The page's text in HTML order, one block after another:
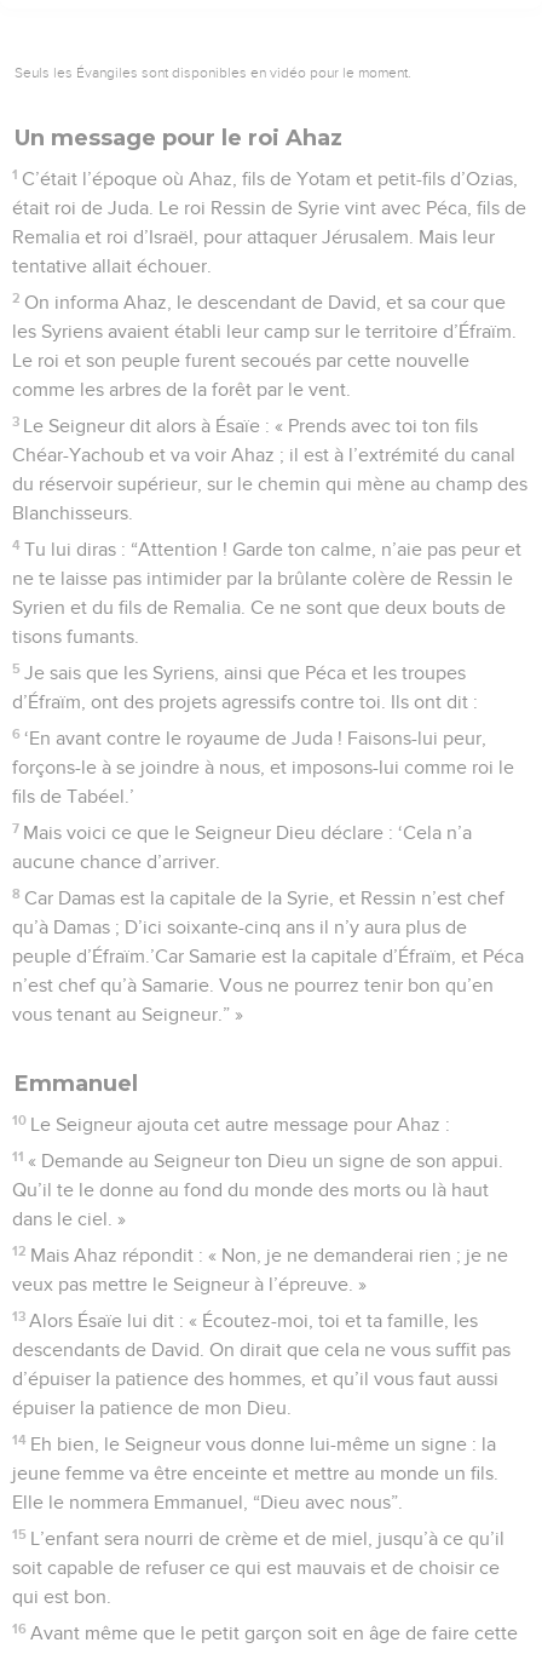
Seuls les Évangiles sont disponibles en vidéo pour le moment.
Un message pour le roi Ahaz
1 C’était l’époque où Ahaz, fils de Yotam et petit-fils d’Ozias,
était roi de Juda. Le roi Ressin de Syrie vint avec Péca, fils de
Remalia et roi d’Israël, pour attaquer Jérusalem. Mais leur
tentative allait échouer.
2 On informa Ahaz, le descendant de David, et sa cour que
les Syriens avaient établi leur camp sur le territoire d’Éfraïm.
Le roi et son peuple furent secoués par cette nouvelle
comme les arbres de la forêt par le vent.
3 Le Seigneur dit alors à Ésaïe : « Prends avec toi ton fils
Chéar-Yachoub et va voir Ahaz ; il est à l’extrémité du canal
du réservoir supérieur, sur le chemin qui mène au champ des
Blanchisseurs.
4 Tu lui diras : “Attention ! Garde ton calme, n’aie pas peur et
ne te laisse pas intimider par la brûlante colère de Ressin le
Syrien et du fils de Remalia. Ce ne sont que deux bouts de
tisons fumants.
5 Je sais que les Syriens, ainsi que Péca et les troupes
d’Éfraïm, ont des projets agressifs contre toi. Ils ont dit :
6 ‘En avant contre le royaume de Juda ! Faisons-lui peur,
forçons-le à se joindre à nous, et imposons-lui comme roi le
fils de Tabéel.’
7 Mais voici ce que le Seigneur Dieu déclare : ‘Cela n’a
aucune chance d’arriver.
8 Car Damas est la capitale de la Syrie, et Ressin n’est chef
qu’à Damas ; D’ici soixante-cinq ans il n’y aura plus de
peuple d’Éfraïm.’Car Samarie est la capitale d’Éfraïm, et Péca
n’est chef qu’à Samarie. Vous ne pourrez tenir bon qu’en
vous tenant au Seigneur.” »
Emmanuel
10 Le Seigneur ajouta cet autre message pour Ahaz :
11 « Demande au Seigneur ton Dieu un signe de son appui.
Qu’il te le donne au fond du monde des morts ou là haut
dans le ciel. »
12 Mais Ahaz répondit : « Non, je ne demanderai rien ; je ne
veux pas mettre le Seigneur à l’épreuve. »
13 Alors Ésaïe lui dit : « Écoutez-moi, toi et ta famille, les
descendants de David. On dirait que cela ne vous suffit pas
d’épuiser la patience des hommes, et qu’il vous faut aussi
épuiser la patience de mon Dieu.
14 Eh bien, le Seigneur vous donne lui-même un signe : la
jeune femme va être enceinte et mettre au monde un fils.
Elle le nommera Emmanuel, “Dieu avec nous”.
15 L’enfant sera nourri de crème et de miel, jusqu’à ce qu’il
soit capable de refuser ce qui est mauvais et de choisir ce
qui est bon.
16 Avant même que le petit garçon soit en âge de faire cette